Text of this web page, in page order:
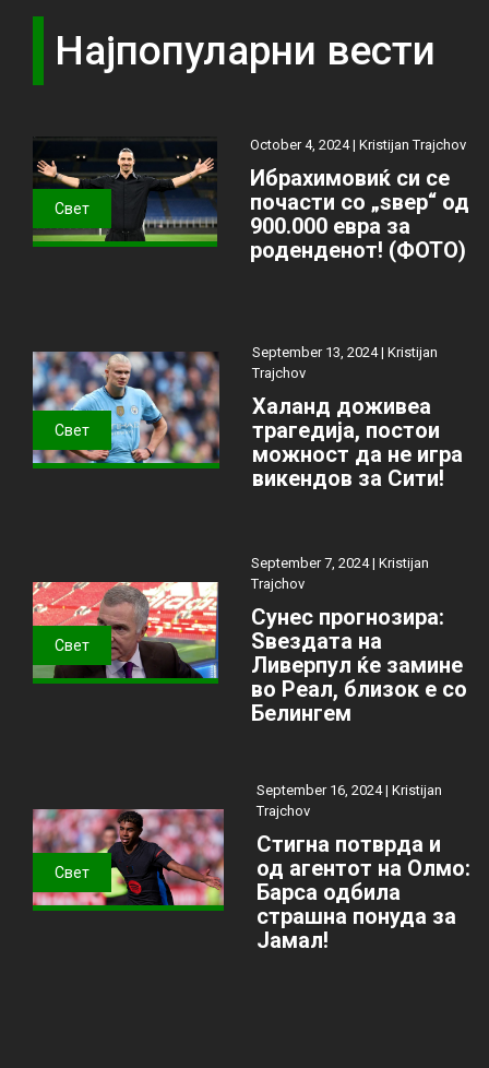
Најпопуларни вести
Свет
October 4, 2024 |Kristijan Trajchov
Ибрахимовиќ си се
почасти со „ѕвер“ од
900.000 евра за
роденденот! (ФОТО)
Свет
September 13, 2024 | Kristijan
Trajchov
Халанд доживеа
трагедија, постои
можност да не игра
викендов за Сити!
Свет
September 7, 2024 | Kristijan
Trajchov
Сунес прогнозира:
Ѕвездата на
Ливерпул ќе замине
во Реал, близок е со
Белингем
Свет
September 16, 2024 | Kristijan
Trajchov
Стигна потврда и
од агентот на Олмо:
Барса одбила
страшна понуда за
Јамал!